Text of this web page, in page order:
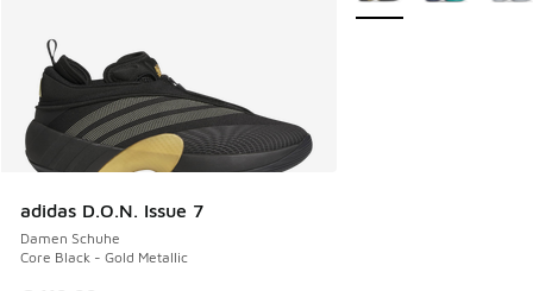
adidas D.O.N. Issue 7
Damen Schuhe
Core Black - Gold Metallic